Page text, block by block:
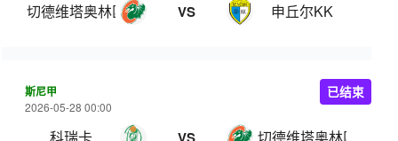
切德维塔奥林匹亚 VS 申丘尔KK
斯尼甲
2026-05-28 00:00
已结束